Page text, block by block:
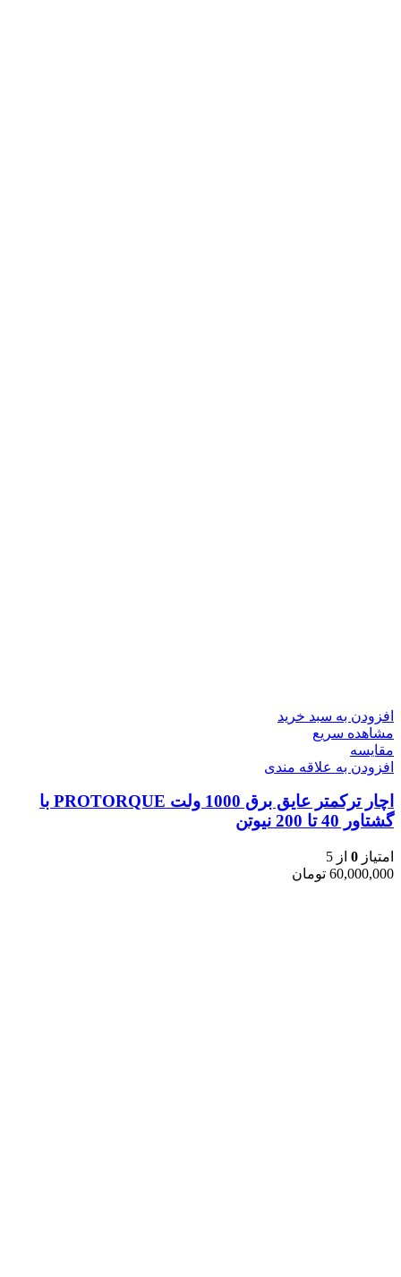
افزودن به سبد خرید
مشاهده سریع
مقایسه
افزودن به علاقه مندی
اچار ترکمتر عایق برق 1000 ولت PROTORQUE با
گشتاور 40 تا 200 نیوتن
امتیاز 0 از 5
60,000,000 تومان